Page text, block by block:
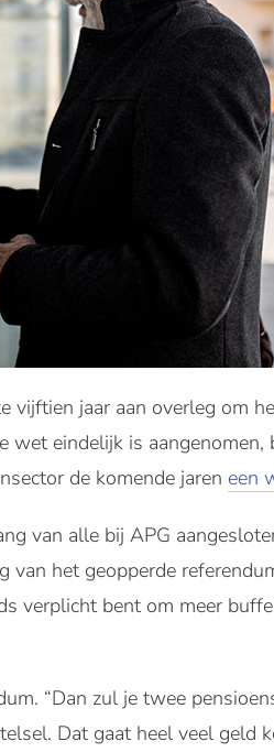
jaar aan overleg om
eindelijk is
de komende jaren een
van alle bij APG
het geopperde
verplicht bent om meer
“Dan zul je twee
Dat gaat heel veel geld